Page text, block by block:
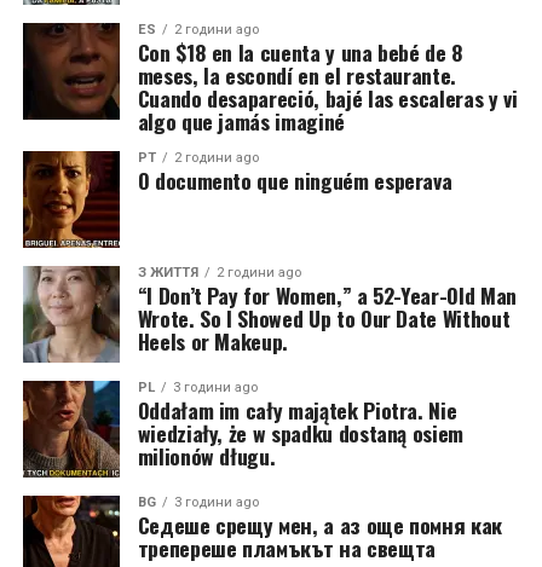
ES 2 години ago
Con $18 en la cuenta y una bebé de 8
meses, la escondí en el restaurante.
Cuando desapareció, bajé las escaleras y vi
algo que jamás imaginé
PT 2 години ago
O documento que ninguém esperava
З ЖИТТЯ 2 години ago
“I Don’t Pay for Women,” a 52-Year-Old Man
Wrote. So I Showed Up to Our Date Without
Heels or Makeup.
PL 3 години ago
Oddałam im cały majątek Piotra. Nie
wiedziały, że w spadku dostaną osiem
milionów długu.
BG 3 години ago
Седеше срещу мен, а аз още помня как
трепереше пламъкът на свещта